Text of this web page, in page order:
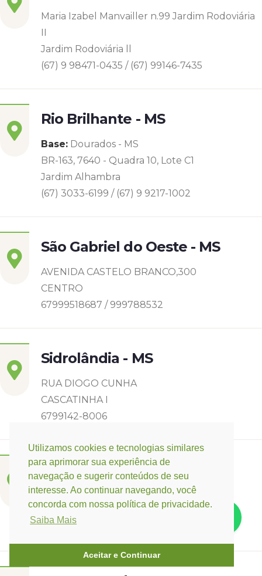
Utilizamos cookies e tecnologias similares
para aprimorar sua experiência de
navegação e sugerir conteúdos de seu
interesse. Ao continuar navegando, você
concorda com nossa política de privacidade.
Saiba Mais
Aceitar e Continuar
Maria Izabel Manvailler n.99 Jardim Rodoviária
II
Jardim Rodoviária ll
(67) 9 98471-0435 / (67) 99146-7435
Rio Brilhante - MS
Base: Dourados - MS
BR-163, 7640 - Quadra 10, Lote C1
Jardim Alhambra
(67) 3033-6199 / (67) 9 9217-1002
São Gabriel do Oeste - MS
AVENIDA CASTELO BRANCO,300
CENTRO
67999518687 / 999788532
Sidrolândia - MS
RUA DIOGO CUNHA
CASCATINHA I
6799142-8006
Três Lagoas - MS
Rua Eurídice Chagas Cruz, 2675
Centro
(67) 9 9249-5406